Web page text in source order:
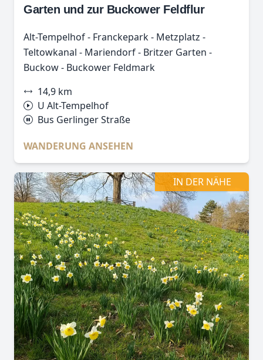
Garten und zur Buckower Feldflur
Alt-Tempelhof - Franckepark - Metzplatz -
Teltowkanal - Mariendorf - Britzer Garten -
Buckow - Buckower Feldmark
14,9 km
U Alt-Tempelhof
Bus Gerlinger Straße
WANDERUNG ANSEHEN
IN DER NÄHE